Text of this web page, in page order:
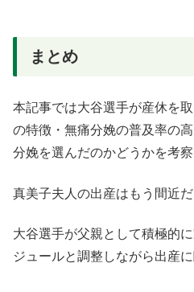
まとめ
本記事では大谷選手が産休を
の特徴・無痛分娩の普及率の
分娩を選んだのかどうかを考察
真美子夫人の出産はもう間近だ
大谷選手が父親として積極的
ジュールと調整しながら出産